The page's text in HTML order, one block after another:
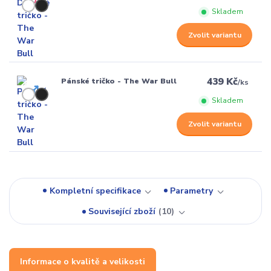
Skladem
Zvolit variantu
Pánské tričko - The War Bull 439 Kč/ks
Skladem
Zvolit variantu
Kompletní specifikace
Parametry
Související zboží
10
Informace o kvalitě a velikosti